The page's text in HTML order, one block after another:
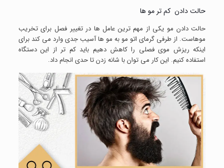
حالت دادن کم تر مو ها
حالت دادن مو یکی از مهم ترین عامل ها در تغییر فصل برای تخریب
موهاست. از طرفی گرمای اتو مو به مو ها آسیب جدی وارد می کند برای
اینکه ریزش موی فصلی را کاهش دهیم باید کم تر از این دستگاه
استفاده کنیم. این کار می توان با شانه زدن تا حدی انجام داد.